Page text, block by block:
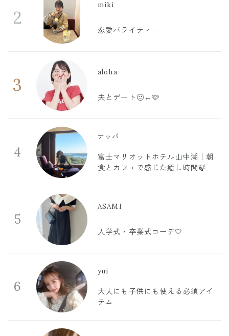
2
miki
恋愛バライティー
3
aloha
夫とデート🙂‍↔️🩷
4
ナッパ
富士マリオットホテル山中湖｜朝
食とカフェで感じた癒し時間🍃
5
ASAMI
入学式・卒業式コーデ🤍
6
yui
大人にも子供にも使える必須アイ
テム